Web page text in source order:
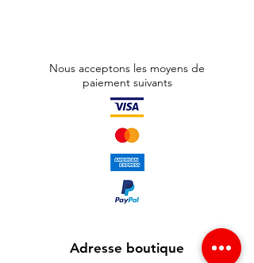
Nous acceptons les moyens de
paiement suivants
Adresse boutique